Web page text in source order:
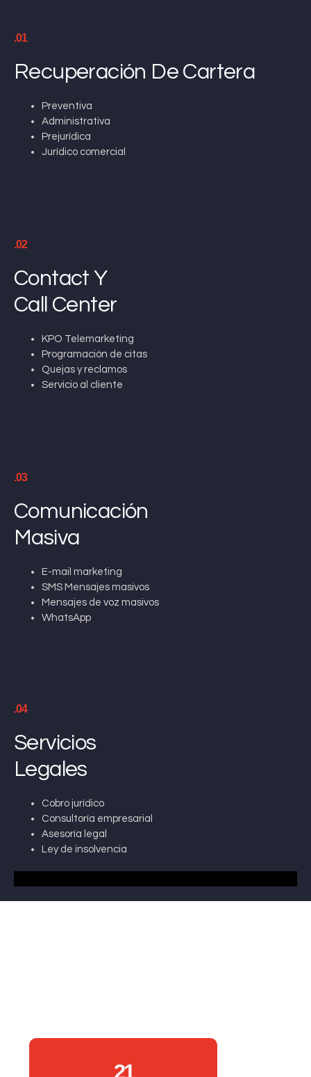
.01
Recuperación De Cartera
Preventiva
Administrativa
Prejurídica
Jurídico comercial
.02
Contact Y
Call Center
KPO Telemarketing
Programación de citas
Quejas y reclamos
Servicio al cliente
.03
Comunicación
Masiva
E-mail marketing
SMS Mensajes masivos
Mensajes de voz masivos
WhatsApp
.04
Servicios
Legales
Cobro jurídico
Consultoría empresarial
Asesoría legal
Ley de insolvencia
21